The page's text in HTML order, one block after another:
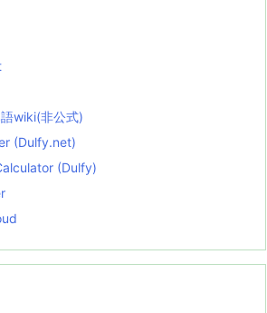
wiki(非公式)
(Dulfy.net)
(Dulfy)